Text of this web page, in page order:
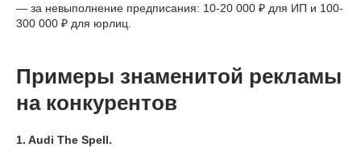
— за невыполнение предписания: 10-20 000 ₽ для ИП и 100-
300 000 ₽ для юрлиц.
Примеры знаменитой рекламы
на конкурентов
1. Audi The Spell.